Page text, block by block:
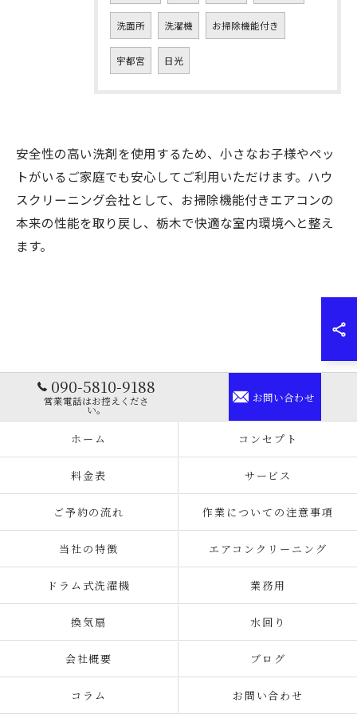
洗面所 洗濯機 お掃除機能付き
宇都宮 日光
安全性の高い洗剤を使用するため、小さなお子様やペッ
トがいるご家庭でも安心してご利用いただけます。ハウ
スクリーニング会社として、お掃除機能付きエアコンの
本来の性能を取り戻し、栃木で快適な室内環境へと整え
ます。
090-5810-9188
営業電話はお控えくださ
い。
お問い合わせ
ホーム コンセプト
料金表 サービス
ご予約の流れ 作業についての注意事項
当社の特徴 エアコンクリーニング
ドラム式洗濯機 業務用
換気扇 水回り
会社概要 ブログ
コラム お問い合わせ